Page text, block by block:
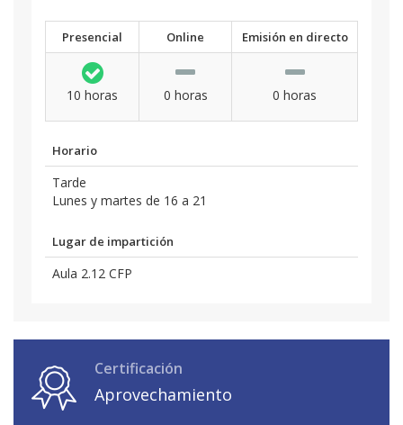
Presencial Online Emisión en directo
10 horas 0 horas 0 horas
Horario
Tarde
Lunes y martes de 16 a 21
Lugar de impartición
Aula 2.12 CFP
Certificación
Aprovechamiento